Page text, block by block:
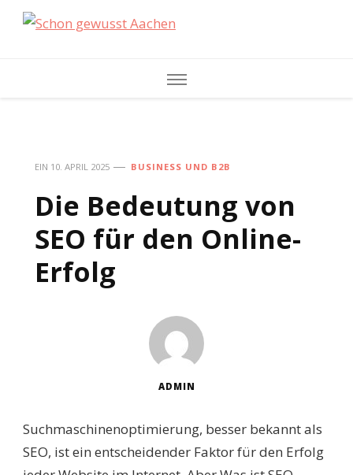
EIN 10. APRIL 2025 BUSINESS UND B2B
Die Bedeutung von
SEO für den Online-
Erfolg
ADMIN
Suchmaschinenoptimierung, besser bekannt als
SEO, ist ein entscheidender Faktor für den Erfolg